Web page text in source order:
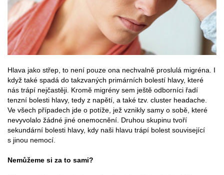
Hlava jako střep, to není pouze ona nechvalně proslulá migréna. I
když také spadá do takzvaných primárních bolestí hlavy, které
nás trápí nejčastěji. Kromě migrény sem ještě odborníci řadí
tenzní bolesti hlavy, tedy z napětí, a také tzv. cluster headache.
Ve všech případech jde o potíže, jež vznikly samy o sobě, které
nevyvolalo žádné jiné onemocnění. Druhou skupinu tvoří
sekundární bolesti hlavy, kdy naši hlavu trápí bolest související
s jinou nemocí.
Nemůžeme si za to sami?